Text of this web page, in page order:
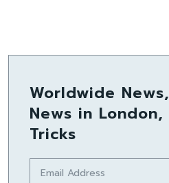
Worldwide
News in
Tricks